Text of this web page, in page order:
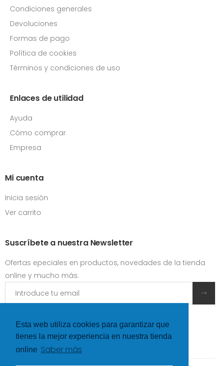
Esta web utiliza cookies para garantizar que
tienes la mejor experiencia en nuestra tienda
online Saber más
Condiciones generales
Devoluciones
Formas de pago
Política de cookies
Términos y condiciones de uso
Enlaces de utilidad
Ayuda
Cómo comprar
Empresa
Mi cuenta
Inicia sesión
Ver carrito
Suscríbete a nuestra Newsletter
Ofertas epeciales en productos, novedades de la tienda
online y mucho más.